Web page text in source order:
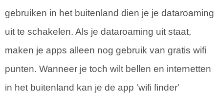
gebruiken in het buitenland dien je je dataroaming
uit te schakelen. Als je dataroaming uit staat,
maken je apps alleen nog gebruik van gratis wifi
punten. Wanneer je toch wilt bellen en internetten
in het buitenland kan je de app 'wifi finder'